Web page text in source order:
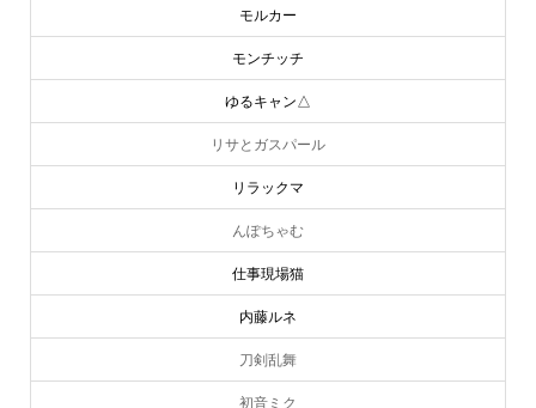
モルカー
モンチッチ
ゆるキャン△
リサとガスパール
リラックマ
んぽちゃむ
仕事現場猫
内藤ルネ
刀剣乱舞
初音ミク